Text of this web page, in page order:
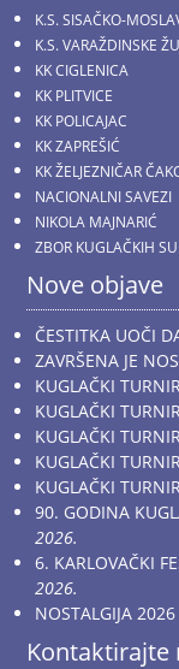
K.S. SISAČKO-
K.S. VARAŽDINSKE
KK CIGLENICA
KK PLITVICE
KK POLICAJAC
KK ZAPREŠIĆ
KK ŽELJEZNIČAR
NACIONALNI SAVEZI
NIKOLA MAJNARIĆ
ZBOR KUGLAČKIH
Nove objave
ČESTITKA UOČI
ZAVRŠENA JE
KUGLAČKI
KUGLAČKI
KUGLAČKI
KUGLAČKI
KUGLAČKI
90. GODINA
2026.
6. KARLOVAČKI
2026.
NOSTALGIJA 2026
Kontaktirajte